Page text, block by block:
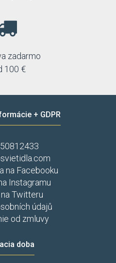
zadarmo
100 €
+ GDPR
na Facebooku
Instagramu
Twitteru
údajů
od zmluvy
doba